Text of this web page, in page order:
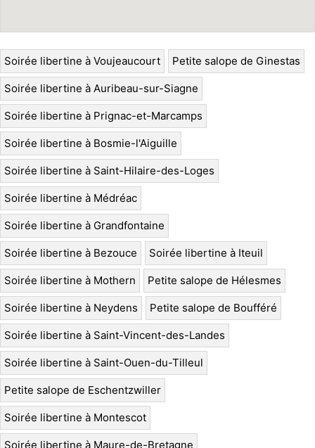
Soirée libertine à Voujeaucourt Petite salope de Ginestas
Soirée libertine à Auribeau-sur-Siagne
Soirée libertine à Prignac-et-Marcamps
Soirée libertine à Bosmie-l'Aiguille
Soirée libertine à Saint-Hilaire-des-Loges
Soirée libertine à Médréac
Soirée libertine à Grandfontaine
Soirée libertine à Bezouce Soirée libertine à Iteuil
Soirée libertine à Mothern Petite salope de Hélesmes
Soirée libertine à Neydens Petite salope de Boufféré
Soirée libertine à Saint-Vincent-des-Landes
Soirée libertine à Saint-Ouen-du-Tilleul
Petite salope de Eschentzwiller
Soirée libertine à Montescot
Soirée libertine à Maure-de-Bretagne